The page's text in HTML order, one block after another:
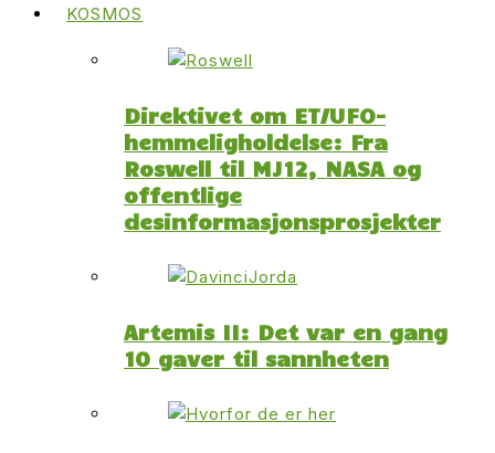
KOSMOS
Direktivet om ET/UFO-
hemmeligholdelse: Fra
Roswell til MJ12, NASA og
offentlige
desinformasjonsprosjekter
Artemis II: Det var en gang
10 gaver til sannheten